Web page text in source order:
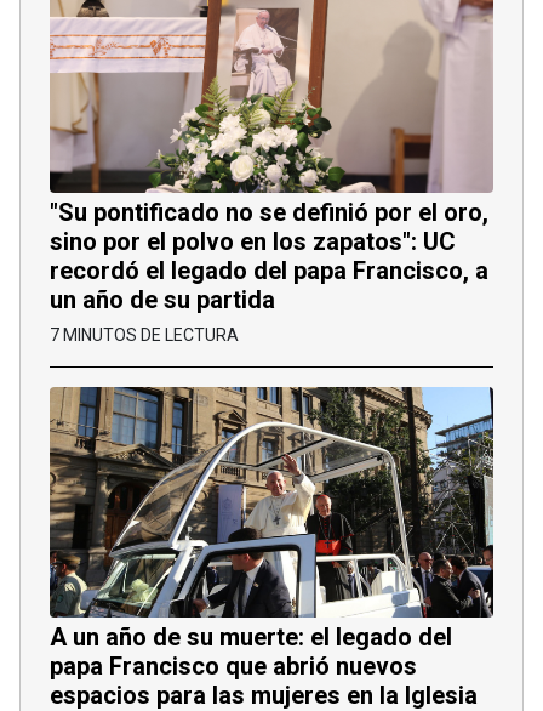
"Su pontificado no se definió por el oro,
sino por el polvo en los zapatos": UC
recordó el legado del papa Francisco, a
un año de su partida
7 MINUTOS DE LECTURA
A un año de su muerte: el legado del
papa Francisco que abrió nuevos
espacios para las mujeres en la Iglesia